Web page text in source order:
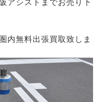
アシストまでお売り下
内無料出張買取致しま